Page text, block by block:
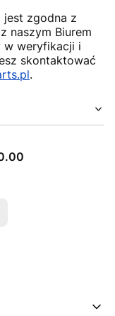
jest zgodna z
naszym Biurem
w weryfikacji i
skontaktować
.